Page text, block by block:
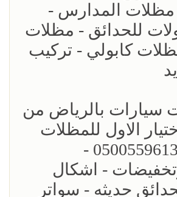
مظلات المدارس -
للحدائق - مظلات
كابولي - تركيب
سيارات بالرياض من
الاول للمظلات
والسواتر - 0500559613 -
- اشكال
حديثه - سواتر